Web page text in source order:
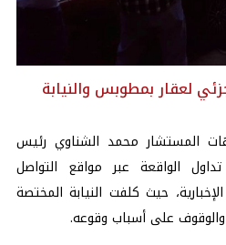
لعقار بمطوبس والنيابة
المستشار محمد الشناوي رئيس
تداول الواقعة عبر مواقع التواصل
حيث كلفت النيابة المختصة
على أسباب وقوعه.